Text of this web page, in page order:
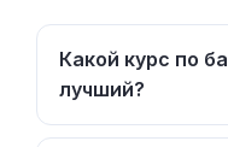
Какой курс по
лучший?